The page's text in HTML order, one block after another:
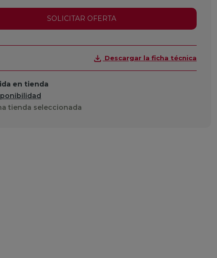
SOLICITAR OFERTA
Descargar la ficha técnica
en tienda
tienda seleccionada